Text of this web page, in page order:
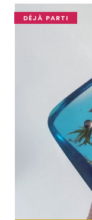
DÉJÀ PARTI